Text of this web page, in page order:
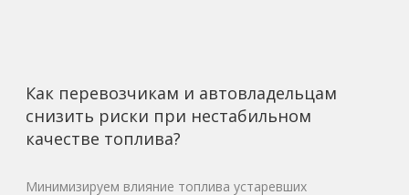
Как перевозчикам и автовладельцам
снизить риски при нестабильном
качестве топлива?
Минимизируем влияние топлива устаревших